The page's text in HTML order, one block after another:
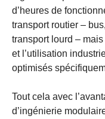
d’heures de
transport routier –
transport lourd –
et l’utilisation
optimisés
Tout cela avec
d’ingénierie